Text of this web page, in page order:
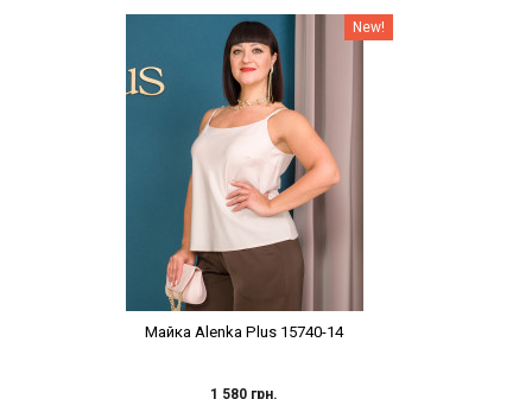
Наклейки Варіант з % New!
Майка Alenka Plus 15740-14
1 580 грн.